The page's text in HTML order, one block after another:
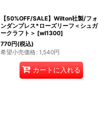
【50%OFF/SALE】Wilton社製/フォ
ンダンプレス*ローズリーフ＜シュガ
ークラフト＞ [wl1300]
770円(税込)
希望小売価格: 1,540円
カートに入れる